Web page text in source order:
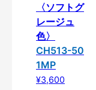
〈ソフトグ
レージュ
色〉
CH513-50
1MP
¥3,600